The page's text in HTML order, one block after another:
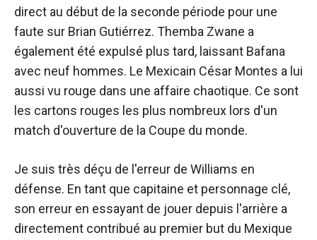
direct au début de la seconde période pour une
faute sur Brian Gutiérrez. Themba Zwane a
également été expulsé plus tard, laissant Bafana
avec neuf hommes. Le Mexicain César Montes a lui
aussi vu rouge dans une affaire chaotique. Ce sont
les cartons rouges les plus nombreux lors d'un
match d'ouverture de la Coupe du monde.
Je suis très déçu de l'erreur de Williams en
défense. En tant que capitaine et personnage clé,
son erreur en essayant de jouer depuis l'arrière a
directement contribué au premier but du Mexique